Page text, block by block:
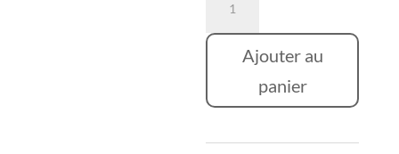
TEVERUN
FIGHTER
11
⎟
Ajouter au
panier